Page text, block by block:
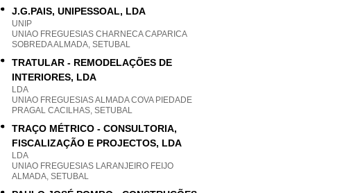
J.G.PAIS, UNIPESSOAL, LDA
UNIP
UNIAO FREGUESIAS CHARNECA CAPARICA
SOBREDA ALMADA, SETUBAL
TRATULAR - REMODELAÇÕES DE
INTERIORES, LDA
LDA
UNIAO FREGUESIAS ALMADA COVA PIEDADE
PRAGAL CACILHAS, SETUBAL
TRAÇO MÉTRICO - CONSULTORIA,
FISCALIZAÇÃO E PROJECTOS, LDA
LDA
UNIAO FREGUESIAS LARANJEIRO FEIJO
ALMADA, SETUBAL